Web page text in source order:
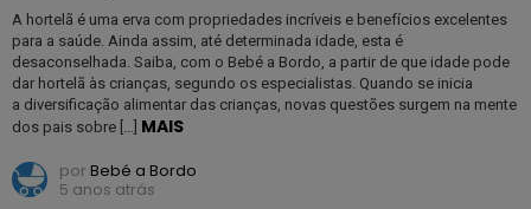
A hortelã é uma erva com propriedades incríveis e benefícios excelentes
para a saúde. Ainda assim, até determinada idade, esta é
desaconselhada. Saiba, com o Bebé a Bordo, a partir de que idade pode
dar hortelã às crianças, segundo os especialistas. Quando se inicia
a diversificação alimentar das crianças, novas questões surgem na mente
dos pais sobre […] MAIS
por Bebé a Bordo
5 anos atrás